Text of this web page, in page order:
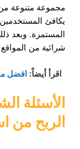
مجموعة متنوعة من
يكافئ
المستمرة. وبعد
شرائية من
اقرأ أيضاً: افضل
الأسئلة
الربح من